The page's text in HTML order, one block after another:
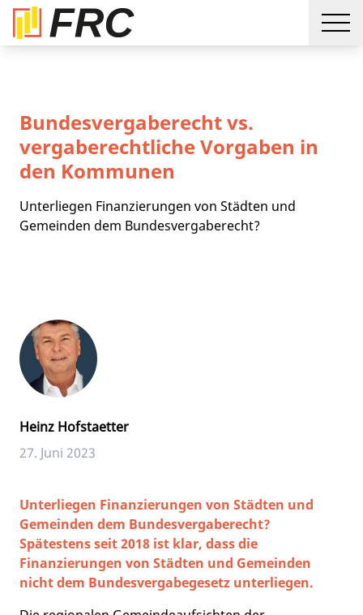
Bundesvergaberecht vs.
vergaberechtliche Vorgaben in
den Kommunen
Unterliegen Finanzierungen von Städten und
Gemeinden dem Bundesvergaberecht?
Heinz Hofstaetter
27. Juni 2023
Unterliegen Finanzierungen von Städten und
Gemeinden dem Bundesvergaberecht?
Spätestens seit 2018 ist klar, dass die
Finanzierungen von Städten und Gemeinden
nicht dem Bundesvergabegesetz unterliegen.